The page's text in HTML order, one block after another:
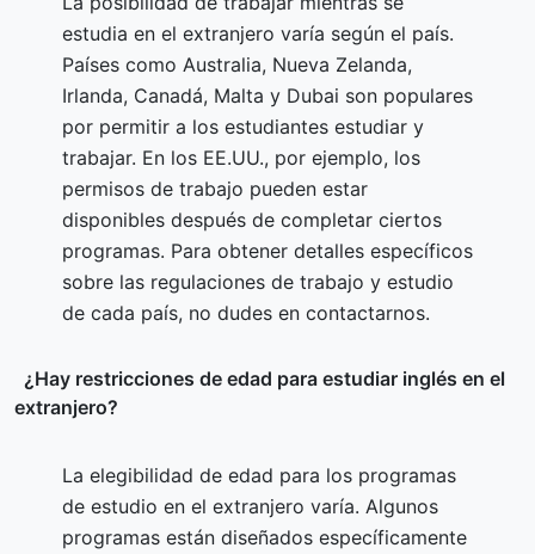
estudia en el extranjero varía según el país.
Países como Australia, Nueva Zelanda,
Irlanda, Canadá, Malta y Dubai son populares
por permitir a los estudiantes estudiar y
trabajar. En los EE.UU., por ejemplo, los
permisos de trabajo pueden estar
disponibles después de completar ciertos
programas. Para obtener detalles específicos
sobre las regulaciones de trabajo y estudio
de cada país, no dudes en contactarnos.
¿Hay restricciones de edad para estudiar inglés en el
extranjero?
La elegibilidad de edad para los programas
de estudio en el extranjero varía. Algunos
programas están diseñados específicamente